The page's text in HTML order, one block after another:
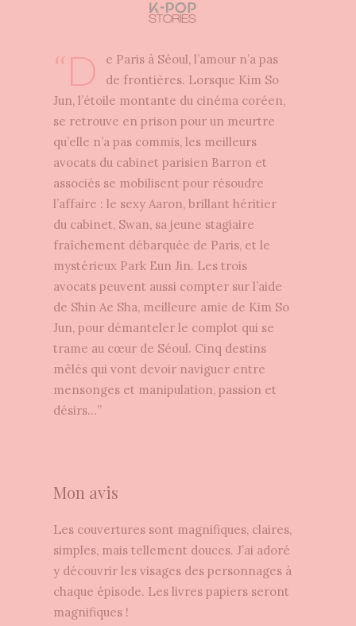
“D
e Paris à Séoul, l’amour n’a pas
de frontières. Lorsque Kim So
Jun, l’étoile montante du cinéma coréen,
se retrouve en prison pour un meurtre
qu’elle n’a pas commis, les meilleurs
avocats du cabinet parisien Barron et
associés se mobilisent pour résoudre
l’affaire : le sexy Aaron, brillant héritier
du cabinet, Swan, sa jeune stagiaire
fraîchement débarquée de Paris, et le
mystérieux Park Eun Jin. Les trois
avocats peuvent aussi compter sur l’aide
de Shin Ae Sha, meilleure amie de Kim So
Jun, pour démanteler le complot qui se
trame au cœur de Séoul. Cinq destins
mêlés qui vont devoir naviguer entre
mensonges et manipulation, passion et
désirs…”
Mon avis
Les couvertures sont magnifiques, claires,
simples, mais tellement douces. J’ai adoré
y découvrir les visages des personnages à
chaque épisode. Les livres papiers seront
magnifiques !